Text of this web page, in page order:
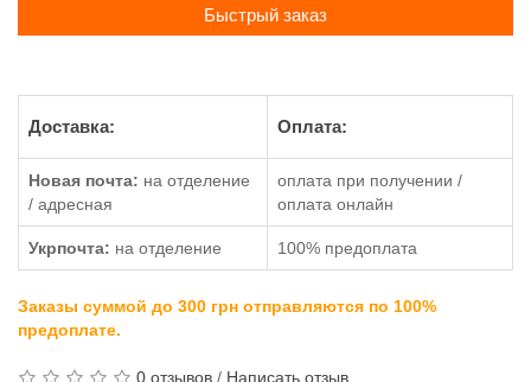
Быстрый заказ
Доставка: Оплата:
Новая почта: на отделение
/ адресная
оплата при получении /
оплата онлайн
Укрпочта: на отделение 100% предоплата
Заказы суммой до 300 грн отправляются по 100%
предоплате.
0 отзывов / Написать отзыв